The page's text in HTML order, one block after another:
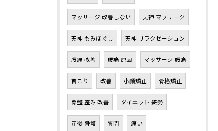
マッサージ 改善しない 天神 マッサージ
天神 もみほぐし 天神 リラクゼーション
腰痛 改善 腰痛 原因 マッサージ 腰痛
首こり 改善 小顔矯正 骨格矯正
骨盤 歪み 改善 ダイエット 姿勢
産後 骨盤 質問 痛い